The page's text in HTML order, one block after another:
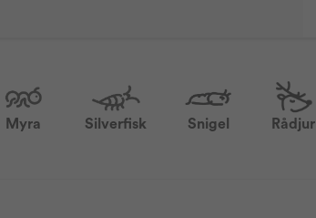
Myra Silverfisk Snigel Rådjur